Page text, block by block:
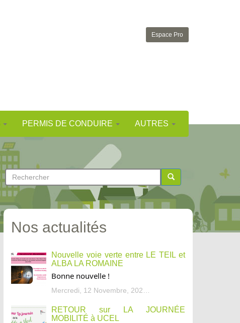
Espace Pro
PERMIS DE CONDUIRE AUTRES
Formulaire
de
recherche
Rechercher
Nos actualités
Nouvelle voie verte entre LE TEIL et
ALBA LA ROMAINE
Bonne nouvelle !
RETOUR sur LA JOURNÉE
MOBILITÉ à UCEL